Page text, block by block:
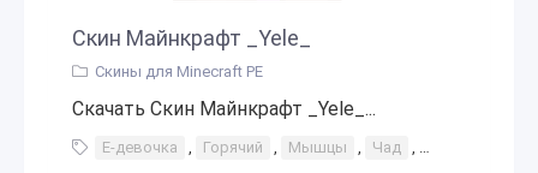
Скин Майнкрафт _Yele_
Скины для Minecraft PE
Скачать Скин Майнкрафт _Yele_...
Е-девочка , Горячий , Мышцы , Чад , Бодибилдер